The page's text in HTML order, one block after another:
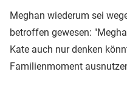
Meghan wiederum sei
betroffen gewesen:
Kate auch nur denken
Familienmoment